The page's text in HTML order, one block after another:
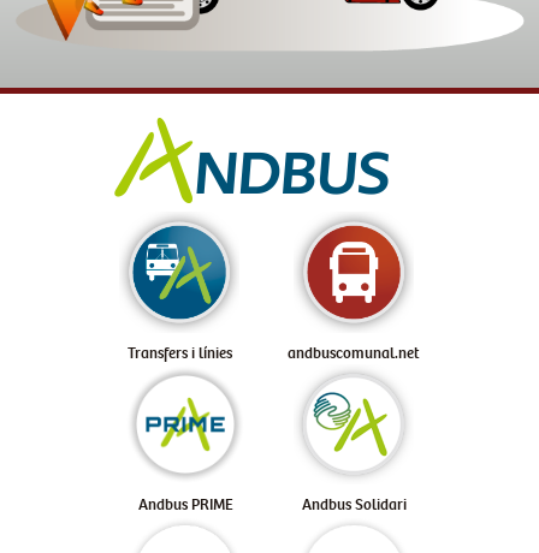
Transfers i línies andbuscomunal.net
Andbus PRIME Andbus Solidari